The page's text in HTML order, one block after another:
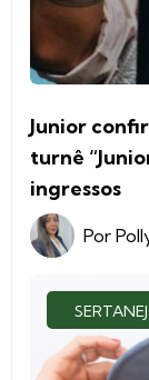
Junior
turnê
ingressos
Por